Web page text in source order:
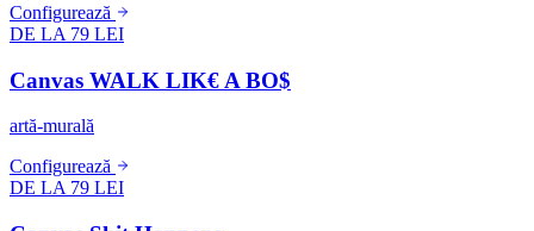
Configurează
DE LA 79 LEI
Canvas WALK LIK€ A BO$
artă-murală
Configurează
DE LA 79 LEI